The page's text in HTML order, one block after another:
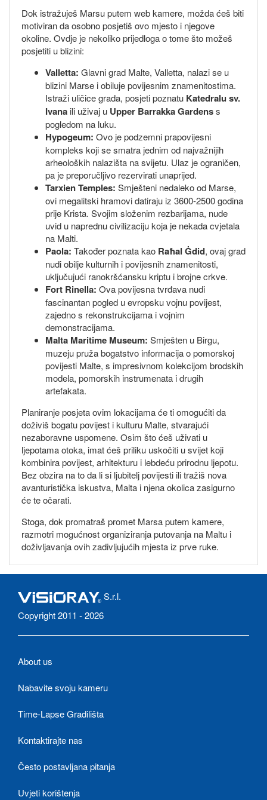
Dok istražuješ Marsu putem web kamere, možda ćeš biti
motiviran da osobno posjetiš ovo mjesto i njegove
okoline. Ovdje je nekoliko prijedloga o tome što možeš
posjetiti u blizini:
Valletta: Glavni grad Malte, Valletta, nalazi se u
blizini Marse i obiluje povijesnim znamenitostima.
Istraži uličice grada, posjeti poznatu Katedralu sv.
Ivana ili uživaj u Upper Barrakka Gardenss
pogledom na luku.
Hypogeum: Ovo je podzemni prapovijesni
kompleks koji se smatra jednim od najvažnijih
arheoloških nalazišta na svijetu. Ulaz je ograničen,
pa je preporučljivo rezervirati unaprijed.
Tarxien Temples: Smješteni nedaleko od Marse,
ovi megalitski hramovi datiraju iz 3600-2500 godina
prije Krista. Svojim složenim rezbarijama, nude
uvid u naprednu civilizaciju koja je nekada cvjetala
na Malti.
Paola: Također poznata kao Raħal Ġdid, ovaj grad
nudi obilje kulturnih i povijesnih znamenitosti,
uključujući ranokršćansku kriptu i brojne crkve.
Fort Rinella: Ova povijesna tvrđava nudi
fascinantan pogled u evropsku vojnu povijest,
zajedno s rekonstrukcijama i vojnim
demonstracijama.
Malta Maritime Museum: Smješten u Birgu,
muzeju pruža bogatstvo informacija o pomorskoj
povijesti Malte, s impresivnom kolekcijom brodskih
modela, pomorskih instrumenata i drugih
artefakata.
Planiranje posjeta ovim lokacijama će ti omogućiti da
doživiš bogatu povijest i kulturu Malte, stvarajući
nezaboravne uspomene. Osim što ćeš uživati u
ljepotama otoka, imat ćeš priliku uskočiti u svijet koji
kombinira povijest, arhitekturu i lebdeću prirodnu ljepotu.
Bez obzira na to da li si ljubitelj povijesti ili tražiš nova
avanturistička iskustva, Malta i njena okolica zasigurno
će te očarati.
Stoga, dok promatraš promet Marsa putem kamere,
razmotri mogućnost organiziranja putovanja na Maltu i
doživljavanja ovih zadivljujućih mjesta iz prve ruke.
S.r.l.
Copyright 2011 - 2026
About us
Nabavite svoju kameru
Time-Lapse Gradilišta
Kontaktirajte nas
Često postavljana pitanja
Uvjeti korištenja